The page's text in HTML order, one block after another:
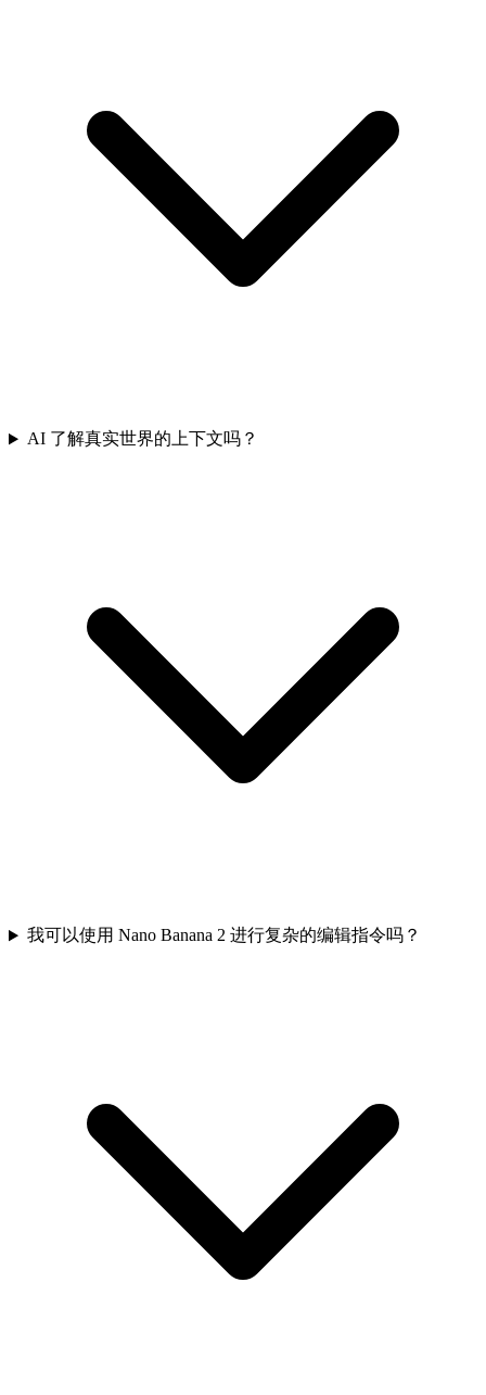
AI 了解真实世界的上下文吗？
我可以使用 Nano Banana 2 进行复杂的编辑指令吗？